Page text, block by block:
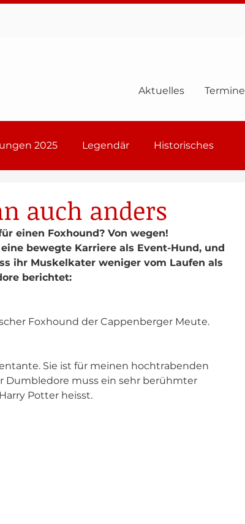
Aktuelles Termine
2025 Legendär Historisches
auch anders
einen Foxhound? Von wegen!
bewegte Karriere als Event-Hund, und
ihr Muskelkater weniger vom Laufen als
berichtet:
Foxhound der Cappenberger Meute.
Sie ist für meinen hochtrabenden
Dumbledore muss ein sehr berühmter
Potter heisst.